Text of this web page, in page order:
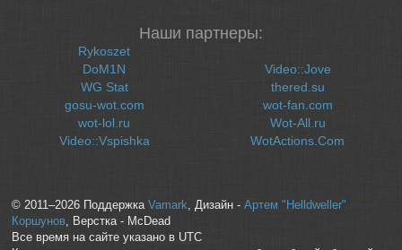
Наши партнеры:
Rykoszet
DoM1N
WG Stat
gosu-wot.com
wot-lol.ru
Video::Vspishka
Video::Jove
thered.su
wot-fan.com
Wot-All.ru
WotActions.Com
© 2011–2026 Поддержка Vamark, Дизайн - Артем "Helldweller"
Коршунов, Верстка - McDead
Все время на сайте указано в UTC